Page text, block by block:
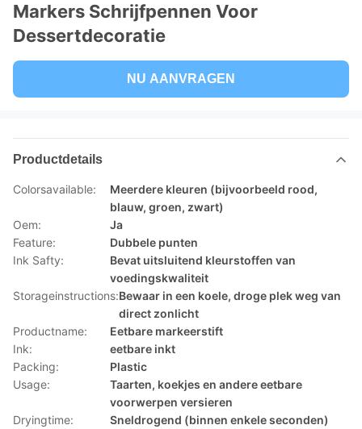
Markers Schrijfpennen Voor
Dessertdecoratie
NU AANVRAGEN
Productdetails
Colorsavailable:
Meerdere kleuren (bijvoorbeeld rood,
blauw, groen, zwart)
Oem:
Ja
Feature:
Dubbele punten
Ink Safty:
Bevat uitsluitend kleurstoffen van
voedingskwaliteit
Storageinstructions:Bewaar in een koele, droge plek weg van
direct zonlicht
Productname:
Eetbare markeerstift
Ink:
eetbare inkt
Packing:
Plastic
Usage:
Taarten, koekjes en andere eetbare
voorwerpen versieren
Dryingtime:
Sneldrogend (binnen enkele seconden)